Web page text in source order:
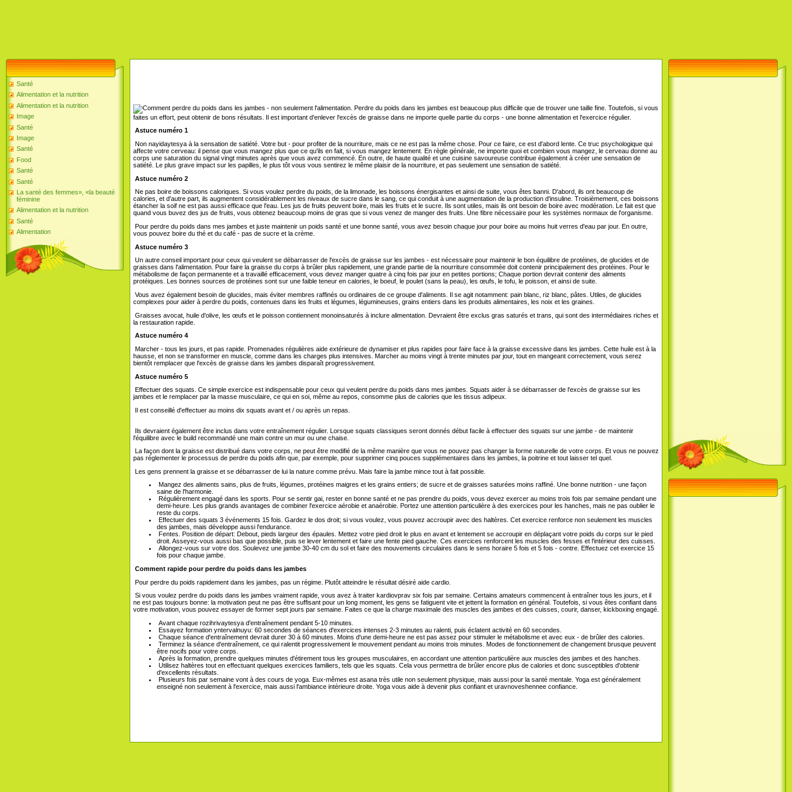
Santé
Alimentation et la nutrition
Alimentation et la nutrition
Image
Santé
Image
Santé
Food
Santé
Santé
La santé des femmes», «la beauté
féminine
Alimentation et la nutrition
Santé
Alimentation
Perdre du poids dans les jambes est beaucoup plus difficile que de trouver une taille fine. Toutefois, si vous
faites un effort, peut obtenir de bons résultats. Il est important d'enlever l'excès de graisse dans ne importe quelle partie du corps - une bonne alimentation et l'exercice régulier.
Astuce numéro 1
Non nayidaytesya à la sensation de satiété. Votre but - pour profiter de la nourriture, mais ce ne est pas la même chose. Pour ce faire, ce est d'abord lente. Ce truc psychologique qui
affecte votre cerveau: il pense que vous mangez plus que ce qu'ils en fait, si vous mangez lentement. En règle générale, ne importe quoi et combien vous mangez, le cerveau donne au
corps une saturation du signal vingt minutes après que vous avez commencé. En outre, de haute qualité et une cuisine savoureuse contribue également à créer une sensation de
satiété. Le plus grave impact sur les papilles, le plus tôt vous vous sentirez le même plaisir de la nourriture, et pas seulement une sensation de satiété.
Astuce numéro 2
Ne pas boire de boissons caloriques. Si vous voulez perdre du poids, de la limonade, les boissons énergisantes et ainsi de suite, vous êtes banni. D'abord, ils ont beaucoup de
calories, et d'autre part, ils augmentent considérablement les niveaux de sucre dans le sang, ce qui conduit à une augmentation de la production d'insuline. Troisièmement, ces boissons
étancher la soif ne est pas aussi efficace que l'eau. Les jus de fruits peuvent boire, mais les fruits et le sucre. Ils sont utiles, mais ils ont besoin de boire avec modération. Le fait est que
quand vous buvez des jus de fruits, vous obtenez beaucoup moins de gras que si vous venez de manger des fruits. Une fibre nécessaire pour les systèmes normaux de l'organisme.
Pour perdre du poids dans mes jambes et juste maintenir un poids santé et une bonne santé, vous avez besoin chaque jour pour boire au moins huit verres d'eau par jour. En outre,
vous pouvez boire du thé et du café - pas de sucre et la crème.
Astuce numéro 3
Un autre conseil important pour ceux qui veulent se débarrasser de l'excès de graisse sur les jambes - est nécessaire pour maintenir le bon équilibre de protéines, de glucides et de
graisses dans l'alimentation. Pour faire la graisse du corps à brûler plus rapidement, une grande partie de la nourriture consommée doit contenir principalement des protéines. Pour le
métabolisme de façon permanente et a travaillé efficacement, vous devez manger quatre à cinq fois par jour en petites portions; Chaque portion devrait contenir des aliments
protéiques. Les bonnes sources de protéines sont sur une faible teneur en calories, le boeuf, le poulet (sans la peau), les œufs, le tofu, le poisson, et ainsi de suite.
Vous avez également besoin de glucides, mais éviter membres raffinés ou ordinaires de ce groupe d'aliments. Il se agit notamment: pain blanc, riz blanc, pâtes. Utiles, de glucides
complexes pour aider à perdre du poids, contenues dans les fruits et légumes, légumineuses, grains entiers dans les produits alimentaires, les noix et les graines.
Graisses avocat, huile d'olive, les œufs et le poisson contiennent monoinsaturés à inclure alimentation. Devraient être exclus gras saturés et trans, qui sont des intermédiaires riches et
la restauration rapide.
Astuce numéro 4
Marcher - tous les jours, et pas rapide. Promenades régulières aide extérieure de dynamiser et plus rapides pour faire face à la graisse excessive dans les jambes. Cette huile est à la
hausse, et non se transformer en muscle, comme dans les charges plus intensives. Marcher au moins vingt à trente minutes par jour, tout en mangeant correctement, vous serez
bientôt remplacer que l'excès de graisse dans les jambes disparaît progressivement.
Astuce numéro 5
Effectuer des squats. Ce simple exercice est indispensable pour ceux qui veulent perdre du poids dans mes jambes. Squats aider à se débarrasser de l'excès de graisse sur les
jambes et le remplacer par la masse musculaire, ce qui en soi, même au repos, consomme plus de calories que les tissus adipeux.
Il est conseillé d'effectuer au moins dix squats avant et / ou après un repas.
Ils devraient également être inclus dans votre entraînement régulier. Lorsque squats classiques seront donnés début facile à effectuer des squats sur une jambe - de maintenir
l'équilibre avec le build recommandé une main contre un mur ou une chaise.
La façon dont la graisse est distribué dans votre corps, ne peut être modifié de la même manière que vous ne pouvez pas changer la forme naturelle de votre corps. Et vous ne pouvez
pas réglementer le processus de perdre du poids afin que, par exemple, pour supprimer cinq pouces supplémentaires dans les jambes, la poitrine et tout laisser tel quel.
Les gens prennent la graisse et se débarrasser de lui la nature comme prévu. Mais faire la jambe mince tout à fait possible.
Mangez des aliments sains, plus de fruits, légumes, protéines maigres et les grains entiers; de sucre et de graisses saturées moins raffiné. Une bonne nutrition - une façon
saine de l'harmonie.
Régulièrement engagé dans les sports. Pour se sentir gai, rester en bonne santé et ne pas prendre du poids, vous devez exercer au moins trois fois par semaine pendant une
demi-heure. Les plus grands avantages de combiner l'exercice aérobie et anaérobie. Portez une attention particulière à des exercices pour les hanches, mais ne pas oublier le
reste du corps.
Effectuer des squats 3 événements 15 fois. Gardez le dos droit; si vous voulez, vous pouvez accroupir avec des haltères. Cet exercice renforce non seulement les muscles
des jambes, mais développe aussi l'endurance.
Fentes. Position de départ: Debout, pieds largeur des épaules. Mettez votre pied droit le plus en avant et lentement se accroupir en déplaçant votre poids du corps sur le pied
droit. Asseyez-vous aussi bas que possible, puis se lever lentement et faire une fente pied gauche. Ces exercices renforcent les muscles des fesses et l'intérieur des cuisses.
Allongez-vous sur votre dos. Soulevez une jambe 30-40 cm du sol et faire des mouvements circulaires dans le sens horaire 5 fois et 5 fois - contre. Effectuez cet exercice 15
fois pour chaque jambe.
Comment rapide pour perdre du poids dans les jambes
Pour perdre du poids rapidement dans les jambes, pas un régime. Plutôt atteindre le résultat désiré aide cardio.
Si vous voulez perdre du poids dans les jambes vraiment rapide, vous avez à traiter kardiovprav six fois par semaine. Certains amateurs commencent à entraîner tous les jours, et il
ne est pas toujours bonne: la motivation peut ne pas être suffisant pour un long moment, les gens se fatiguent vite et jettent la formation en général. Toutefois, si vous êtes confiant dans
votre motivation, vous pouvez essayer de former sept jours par semaine. Faites ce que la charge maximale des muscles des jambes et des cuisses, courir, danser, kickboxing engagé.
Avant chaque rozihrivaytesya d'entraînement pendant 5-10 minutes.
Essayez formation yntervalnuyu: 60 secondes de séances d'exercices intenses 2-3 minutes au ralenti, puis éclatent activité en 60 secondes.
Chaque séance d'entraînement devrait durer 30 à 60 minutes. Moins d'une demi-heure ne est pas assez pour stimuler le métabolisme et avec eux - de brûler des calories.
Terminez la séance d'entraînement, ce qui ralentit progressivement le mouvement pendant au moins trois minutes. Modes de fonctionnement de changement brusque peuvent
être nocifs pour votre corps.
Après la formation, prendre quelques minutes d'étirement tous les groupes musculaires, en accordant une attention particulière aux muscles des jambes et des hanches.
Utilisez haltères tout en effectuant quelques exercices familiers, tels que les squats. Cela vous permettra de brûler encore plus de calories et donc susceptibles d'obtenir
d'excellents résultats.
Plusieurs fois par semaine vont à des cours de yoga. Eux-mêmes est asana très utile non seulement physique, mais aussi pour la santé mentale. Yoga est généralement
enseigné non seulement à l'exercice, mais aussi l'ambiance intérieure droite. Yoga vous aide à devenir plus confiant et uravnoveshennee confiance.